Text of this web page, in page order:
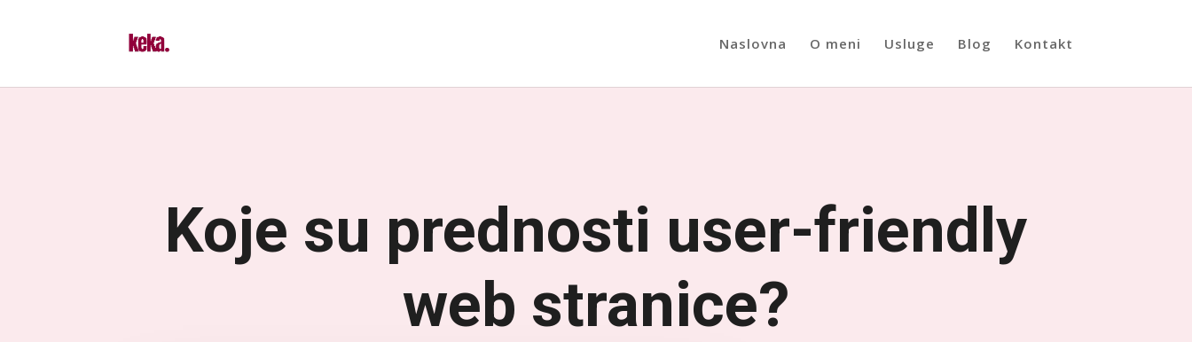
Naslovna O meni Usluge Blog Kontakt
Koje su prednosti user-friendly
web stranice?